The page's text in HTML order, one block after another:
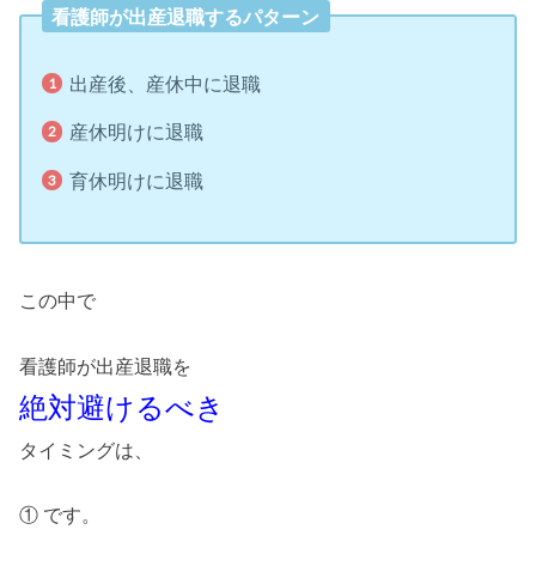
看護師が出産退職するパターン
出産後、産休中に退職
産休明けに退職
育休明けに退職
この中で
看護師が出産退職を
絶対避けるべき
タイミングは、
① です。